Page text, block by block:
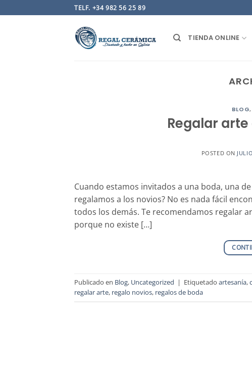
al
TELF. +34 982 56 25 89
TIENDA ONLINE
BLOG,
Regalar
POSTED ON
Cuando estamos invitados a una boda, una
regalamos a los novios? No es nada fácil
todos los demás. Te recomendamos regalar
porque no existe […]
Publicado en Blog, Uncategorized | Etiquetado artesanía,
regalar arte, regalo novios, regalos de boda